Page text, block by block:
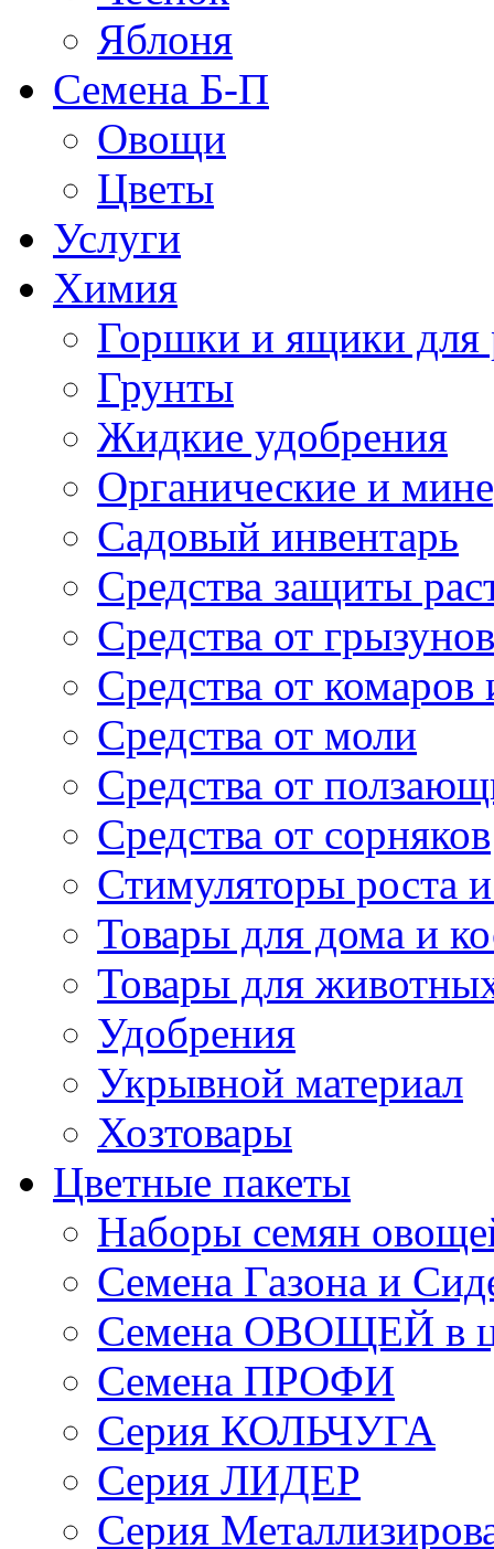
Яблоня
Семена Б-П
Овощи
Цветы
Услуги
Химия
Горшки и ящики для
Грунты
Жидкие удобрения
Органические и
Садовый инвентарь
Средства защиты
Средства от грызунов
Средства от
Средства от моли
Средства от
Средства от сорняков
Стимуляторы роста и
Товары для дома и
Товары для
Удобрения
Укрывной материал
Хозтовары
Цветные пакеты
Наборы семян
Семена Газона и
Семена ОВОЩЕЙ в
Семена ПРОФИ
Серия КОЛЬЧУГА
Серия ЛИДЕР
Серия